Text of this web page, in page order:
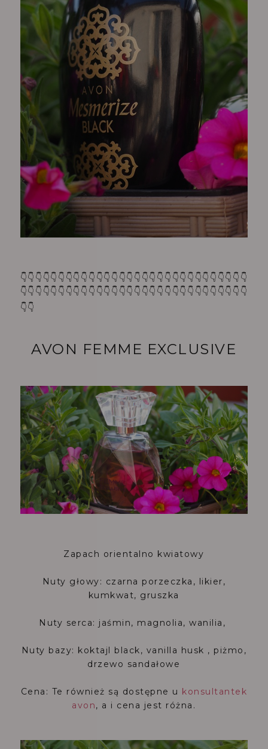
👇👇👇👇👇👇👇👇👇👇👇👇👇👇👇👇👇👇👇👇👇👇👇👇👇👇👇👇👇👇
👇👇👇👇👇👇👇👇👇👇👇👇👇👇👇👇👇👇👇👇👇👇👇👇👇👇👇👇👇👇
👇👇
AVON FEMME EXCLUSIVE
Zapach orientalno kwiatowy
Nuty głowy: czarna porzeczka, likier,
kumkwat, gruszka
Nuty serca: jaśmin, magnolia, wanilia,
Nuty bazy: koktajl black, vanilla husk , piżmo,
drzewo sandałowe
Cena: Te również są dostępne u konsultantek
avon, a i cena jest różna.